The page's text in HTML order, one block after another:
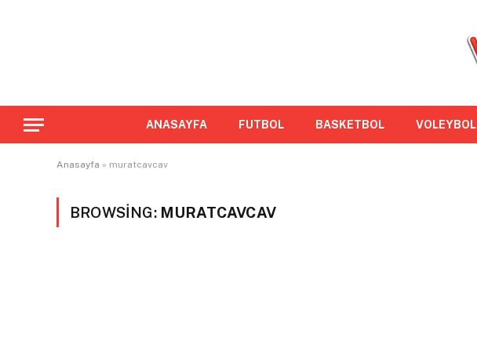
ANASAYFA FUTBOL BASKETBOL VOLEYBOL
Anasayfa » muratcavcav
BROWSING: MURATCAVCAV